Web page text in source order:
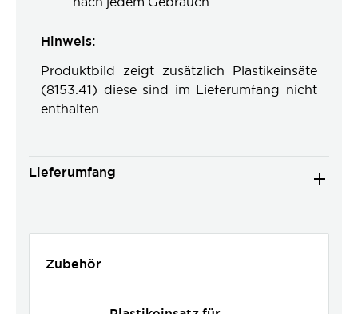
Hinweis:
Produktbild zeigt zusätzlich Plastikeinsäte
(8153.41) diese sind im Lieferumfang nicht
enthalten.
Lieferumfang
Zubehör